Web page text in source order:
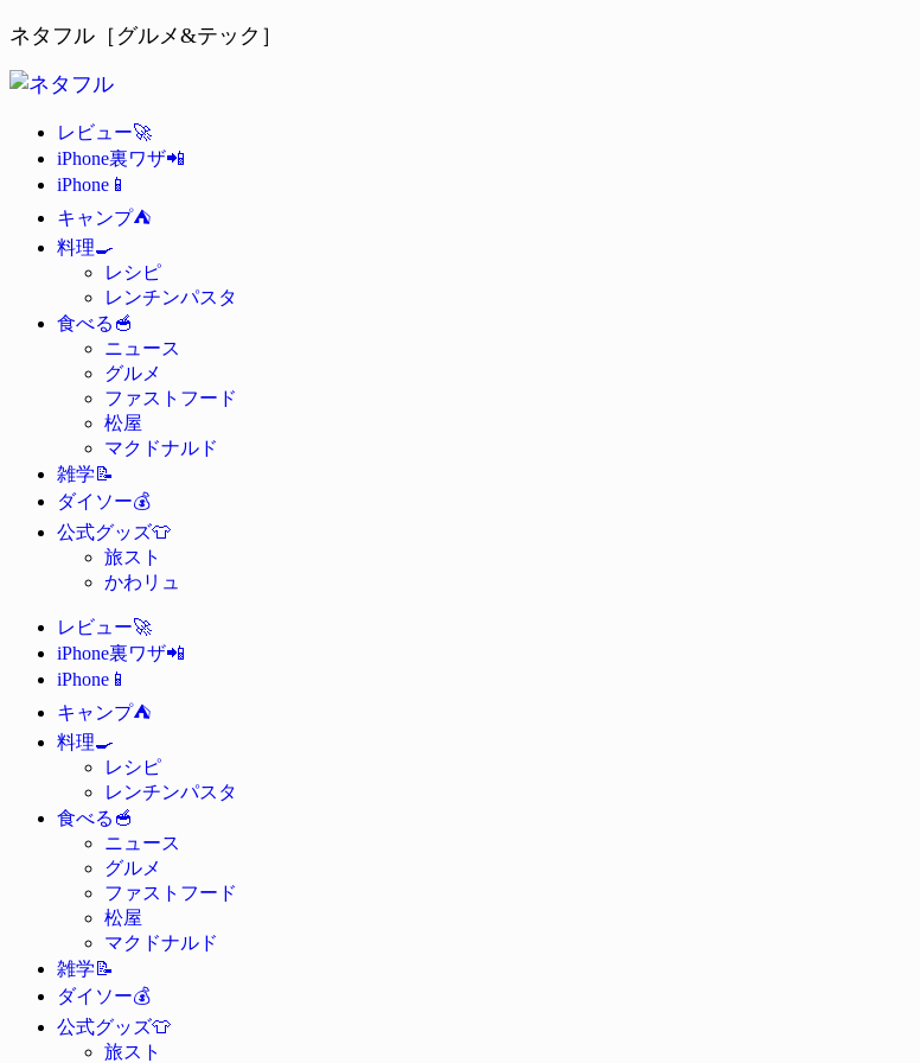
ネタフル［グルメ&テック］
レビュー🚀
iPhone裏ワザ📲
iPhone 📱
キャンプ⛺
料理🍳
レシピ
レンチンパスタ
食べる 🥣
ニュース
グルメ
ファストフード
松屋
マクドナルド
雑学📝
ダイソー💰
公式グッズ👕
旅スト
かわリュ
レビュー🚀
iPhone裏ワザ📲
iPhone 📱
キャンプ⛺
料理🍳
レシピ
レンチンパスタ
食べる 🥣
ニュース
グルメ
ファストフード
松屋
マクドナルド
雑学📝
ダイソー💰
公式グッズ👕
旅スト